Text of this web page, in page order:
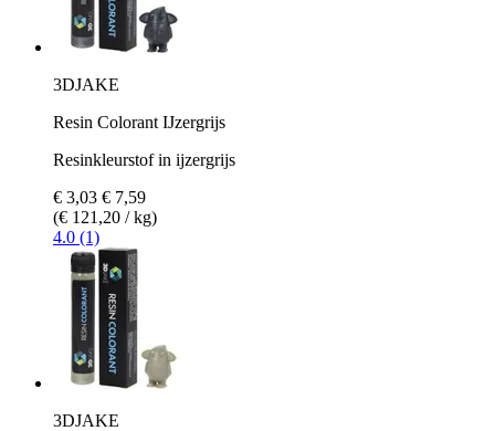
3DJAKE
Resin Colorant IJzergrijs
Resinkleurstof in ijzergrijs
€ 3,03 € 7,59
(€ 121,20 / kg)
4.0 (1)
3DJAKE